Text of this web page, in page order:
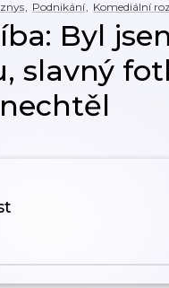
, Podnikání, Komediální
Byl
slavný